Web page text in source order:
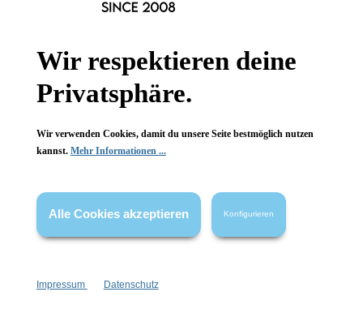
Wissenswertes
Vertrag widerrufen
* Alle Preise inkl. gesetzl. Mehrwertsteuer zzgl. Versandkosten
Wir respektieren deine
Privatsphäre.
Wir verwenden Cookies, damit du unsere Seite bestmöglich nutzen
kannst. Mehr Informationen ...
Alle Cookies akzeptieren Konfigurieren
Impressum Datenschutz